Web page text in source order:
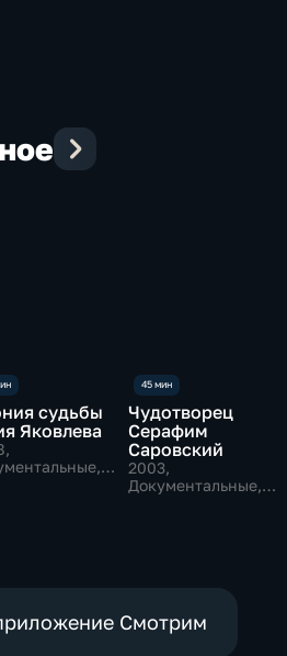
судьбы
Яковлева
,
Чудотворец
Серафим
Саровский
2003,
Документальные,
Смотрим